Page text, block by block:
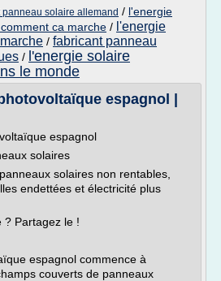
panneau solaire allemand / l'energie
ca marche / l'energie
/ fabricant panneau
/ l'energie solaire
le monde
espagnol |
espagnol
solaires
solaires non rentables,
endettées et électricité plus
? Partagez le !
espagnol commence à
couverts de panneaux